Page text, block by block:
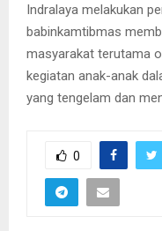
Indralaya melakukan
babinkamtibmas
masyarakat terutama
kegiatan anak-anak
yang tengelam dan
0